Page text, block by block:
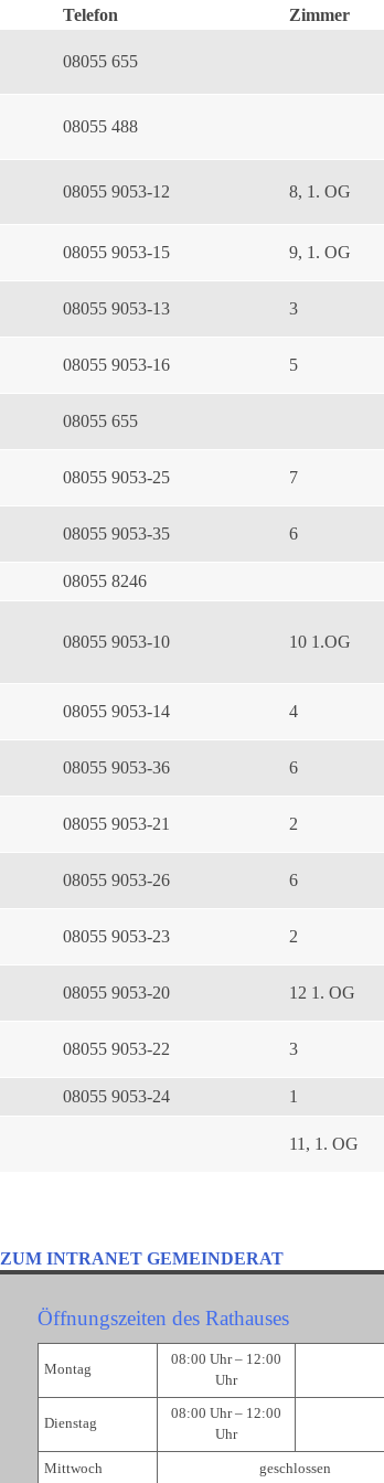
Telefon Zimmer
08055 655
08055 488
08055 9053-12 8, 1. OG
08055 9053-15 9, 1. OG
08055 9053-13 3
08055 9053-16 5
08055 655
08055 9053-25 7
08055 9053-35 6
08055 8246
08055 9053-10
10 1.OG
08055 9053-14 4
08055 9053-36 6
08055 9053-21 2
08055 9053-26 6
08055 9053-23 2
08055 9053-20 12 1. OG
08055 9053-22 3
08055 9053-24 1
11, 1. OG
ZUM INTRANET GEMEINDERAT
Öffnungszeiten des Rathauses
Montag
08:00 Uhr – 12:00
Uhr
Dienstag
08:00 Uhr – 12:00
Uhr
Mittwoch geschlossen